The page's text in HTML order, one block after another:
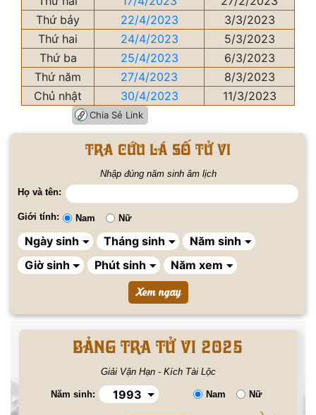
Thứ bảy
22/4/2023
3/3/2023
Thứ hai
24/4/2023
5/3/2023
Thứ ba
25/4/2023
6/3/2023
Thứ năm
27/4/2023
8/3/2023
Chủ nhật
30/4/2023 11/3/2023
Chia Sẻ Link
Tra cứu lá số tử vi
Nhập đúng năm sinh âm lịch
Họ và tên:
Giới tính: Nam Nữ
BẢNG TRA TỬ VI 2025
Giải Vận Hạn - Kích Tài Lộc
Năm sinh: Nam Nữ